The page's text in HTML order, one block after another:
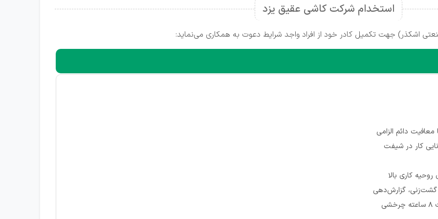
استخدام شرکت کاشی عقیق یزد
اشکذر) جهت تکمیل کادر خود از افراد واجد شرایط دعوت به همکاری می‌نماید:
دائم الزامی
کار در شیفت
کاری بالا
گشت‌زنی، گزارش‌دهی